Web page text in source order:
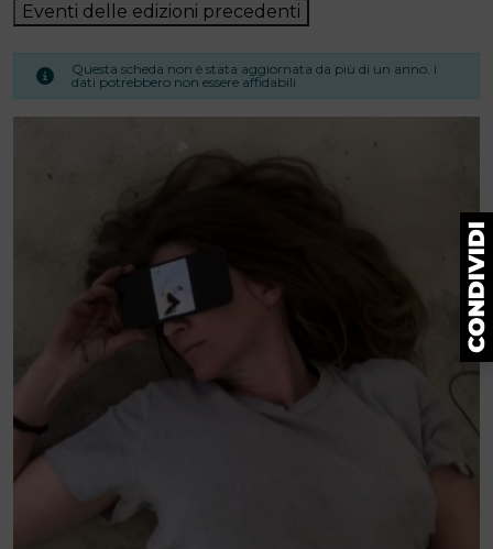
Eventi delle edizioni precedenti
Questa scheda non è stata aggiornata da più di un anno. i
dati potrebbero non essere affidabili